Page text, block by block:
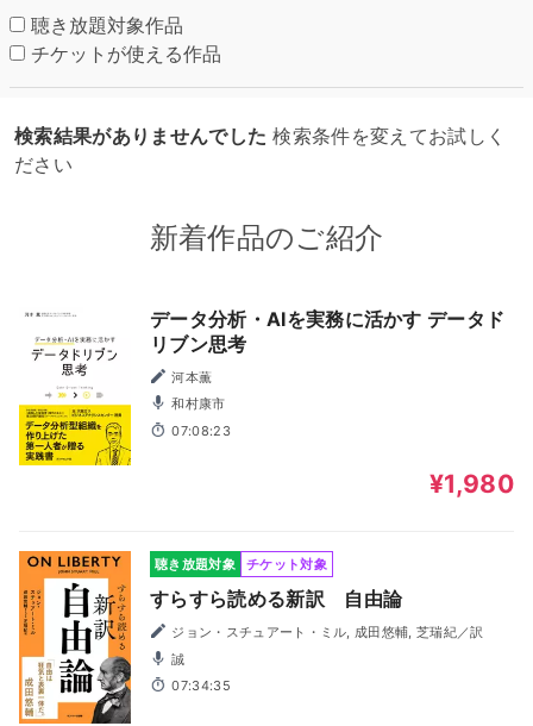
聴き放題対象作品
チケットが使える作品
検索結果がありませんでした 検索条件を変えてお試しく
ださい
新着作品のご紹介
データ分析・AIを実務に活かす データド
リブン思考
河本薫
和村康市
07:08:23
¥1,980
聴き放題対象 チケット対象
すらすら読める新訳 自由論
ジョン・スチュアート・ミル, 成田悠輔, 芝瑞紀／訳
誠
07:34:35